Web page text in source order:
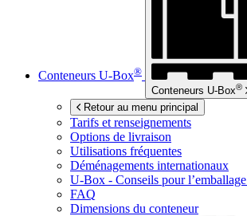
Conteneurs U-Box®
Conteneurs U-Box®
Retour au menu principal
Tarifs et renseignements
Options de livraison
Utilisations fréquentes
Déménagements internationaux
U-Box - Conseils pour
FAQ
Dimensions du conteneur